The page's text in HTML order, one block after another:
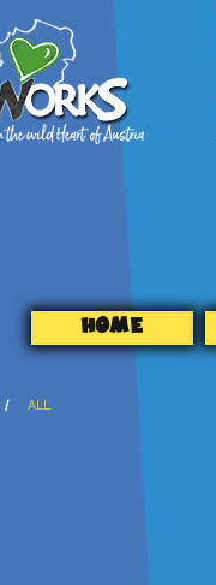
HOME
/ ALL